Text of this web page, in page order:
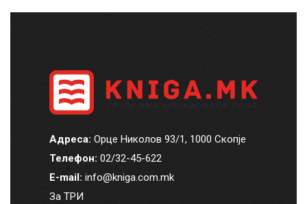
Адреса: Орце Николов 93/1, 1000 Скопје
Телефон: 02/32-45-622
E-mail: info@kniga.com.mk
За ТРИ